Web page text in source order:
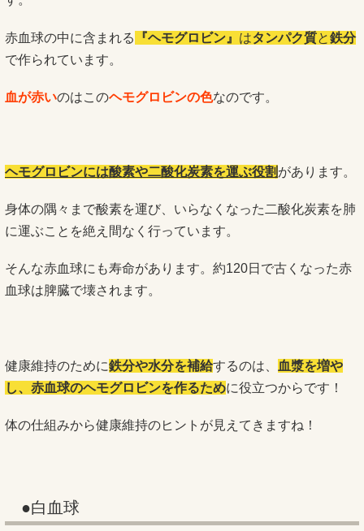
赤血球の中に含まれる 『ヘモグロビン』 はタンパク質と鉄分
で作られています。
血が赤いのはこのヘモグロビンの色なのです。
ヘモグロビンには酸素や二酸化炭素を運ぶ役割があります。
身体の隅々まで酸素を運び、いらなくなった二酸化炭素を肺
に運ぶことを絶え間なく行っています。
そんな赤血球にも寿命があります。約120日で古くなった赤
血球は脾臓で壊されます。
健康維持のために鉄分や水分を補給するのは、
血漿を増や
し、赤血球のヘモグロビンを作るために役立つからです！
体の仕組みから健康維持のヒントが見えてきますね！
●白血球